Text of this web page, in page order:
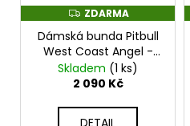
Z
D
A
R
M
A
ZDARMA
Dámská bunda Pitbull
West Coast Angel -
černá -
PWC_DBANGEL_BLK
Skladem (1 ks)
2 090 Kč